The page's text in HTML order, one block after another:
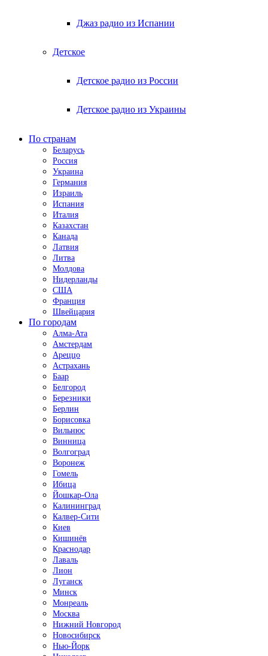
Джаз радио из Испании
Детское
Детское радио из России
Детское радио из Украины
По странам
Беларусь
Россия
Украина
Германия
Израиль
Испания
Италия
Казахстан
Канада
Латвия
Литва
Молдова
Нидерланды
США
Франция
Швейцария
По городам
Алма-Ата
Амстердам
Ареццо
Астрахань
Баар
Белгород
Березники
Берлин
Борисовка
Вильнюс
Винница
Волгоград
Воронеж
Гомель
Ибица
Йошкар-Ола
Калининград
Калвер-Сити
Киев
Кишинёв
Краснодар
Лаваль
Лион
Луганск
Минск
Монреаль
Москва
Нижний Новгород
Новосибирск
Нью-Йорк